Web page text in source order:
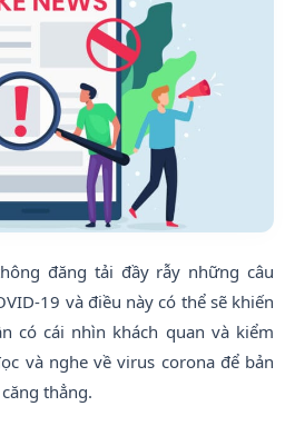
đăng tải đầy rẫy những câu
19 và điều này có thể sẽ khiến
có cái nhìn khách quan và kiểm
và nghe về virus corona để bản
thẳng.